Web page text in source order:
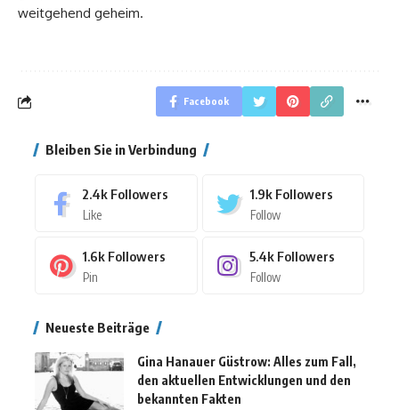
weitgehend geheim.
Facebook
Bleiben Sie in Verbindung
2.4k Followers
Like
1.9k Followers
Follow
1.6k Followers
Pin
5.4k Followers
Follow
Neueste Beiträge
Gina Hanauer Güstrow: Alles zum Fall,
den aktuellen Entwicklungen und den
bekannten Fakten